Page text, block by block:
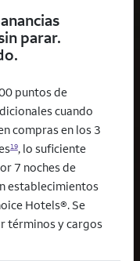
parar.
puntos de
cuando
compras en los 3
19, lo suficiente
7 noches de
establecimientos
Hotels®. Se
términos y cargos